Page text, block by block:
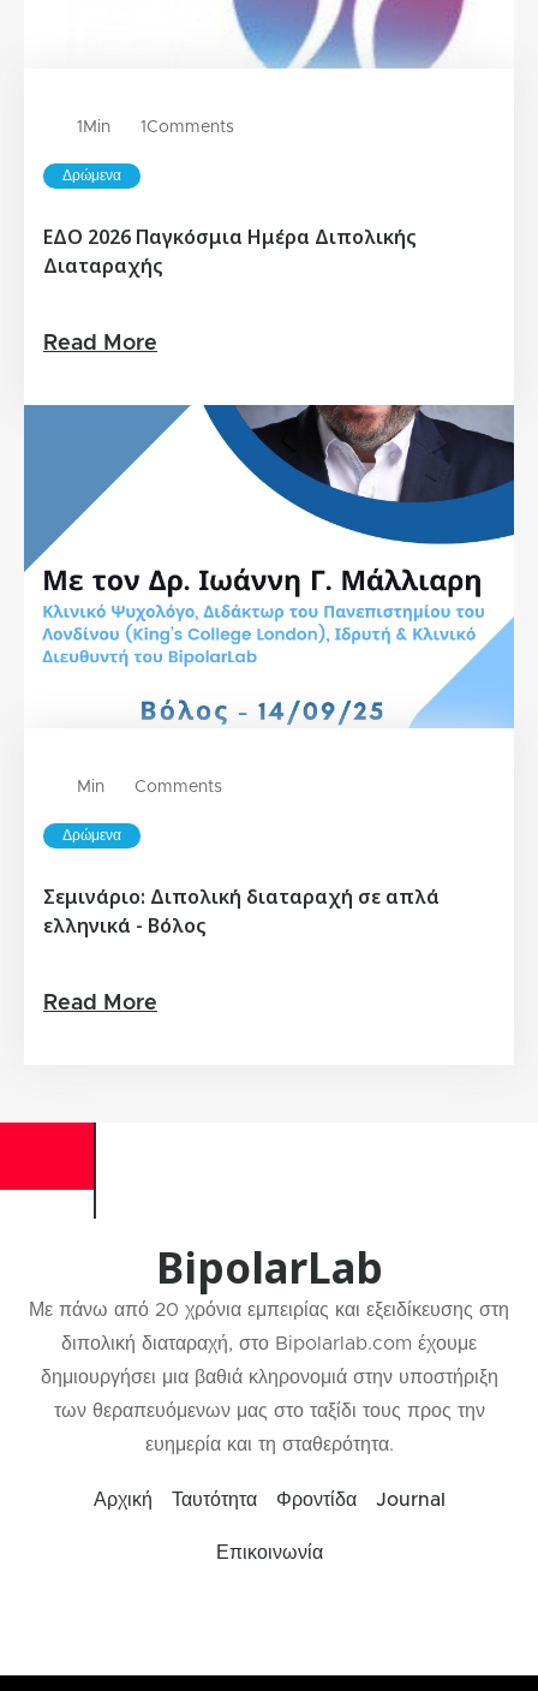
1 Min 1Comments
Δρώμενα
ΕΔΟ 2026 Παγκόσμια Ημέρα Διπολικής
Διαταραχής
Read More
Min Comments
Δρώμενα
Σεμινάριο: Διπολική διαταραχή σε απλά
ελληνικά - Βόλος
Read More
BipolarLab
Με πάνω από 20 χρόνια εμπειρίας και εξειδίκευσης στη
διπολική διαταραχή, στο Bipolarlab.com έχουμε
δημιουργήσει μια βαθιά κληρονομιά στην υποστήριξη
των θεραπευόμενων μας στο ταξίδι τους προς την
ευημερία και τη σταθερότητα.
Αρχική Ταυτότητα Φροντίδα Journal
Επικοινωνία